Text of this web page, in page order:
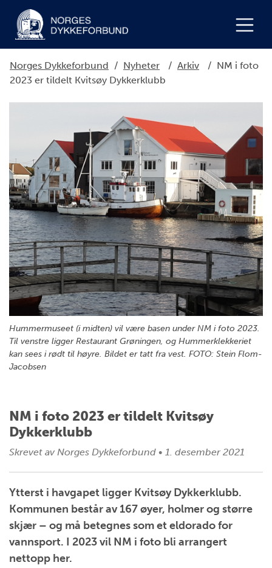
Norges Dykkeforbund / Nyheter / Arkiv / NM i foto
2023 er tildelt Kvitsøy Dykkerklubb
Hummermuseet (i midten) vil være basen under NM i foto 2023.
Til venstre ligger Restaurant Grøningen, og Hummerklekkeriet
kan sees i rødt til høyre. Bildet er tatt fra vest. FOTO: Stein Flom-
Jacobsen
NM i foto 2023 er tildelt Kvitsøy
Dykkerklubb
Skrevet av Norges Dykkeforbund • 1. desember 2021
Ytterst i havgapet ligger Kvitsøy Dykkerklubb.
Kommunen består av 167 øyer, holmer og større
skjær – og må betegnes som et eldorado for
vannsport. I 2023 vil NM i foto bli arrangert
nettopp her.